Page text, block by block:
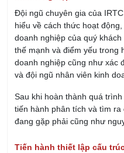
Đội ngũ chuyên gia của
hiểu về cách thức hoạt
doanh nghiệp của quý
thế mạnh và điểm yếu trong
doanh nghiệp cũng như xác
và đội ngũ nhân viên kinh
Sau khi hoàn thành quá
tiến hành phân tích và tìm
đang gặp phải cũng như
Tiến hành thiết lập cấu